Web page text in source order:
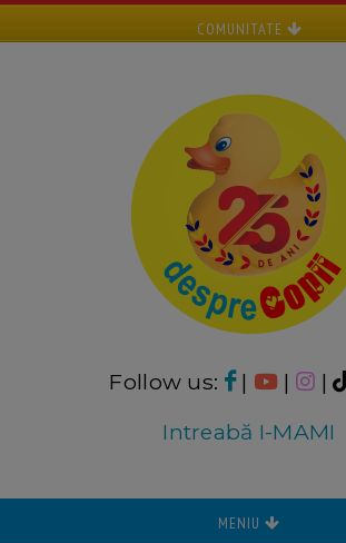
COMUNITATE
Follow us: | | |
Intreabă I-MAMI
MENIU